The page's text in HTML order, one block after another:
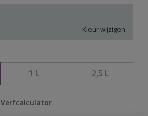
Kleur wijzigen
1 L 2,5 L
Verfcalculator